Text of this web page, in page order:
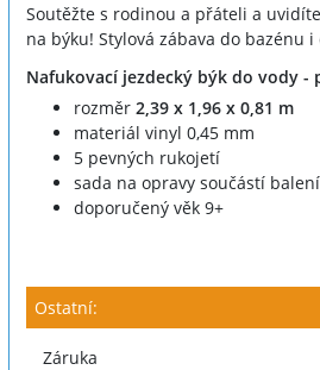
Soutěžte s rodinou a přáteli a
na býku! Stylová zábava do bazénu i
Nafukovací jezdecký býk do vody -
rozměr 2,39 x 1,96 x 0,81 m
materiál vinyl 0,45 mm
5 pevných rukojetí
sada na opravy součástí balení
doporučený věk 9+
Ostatní:
Záruka